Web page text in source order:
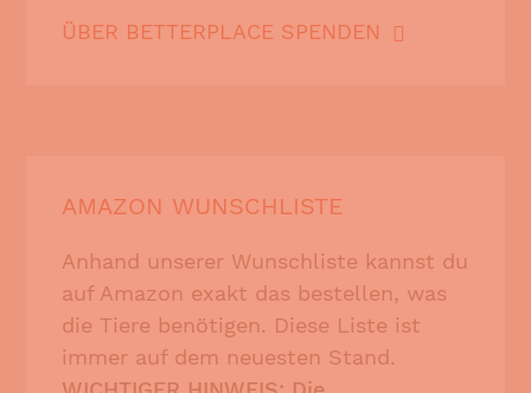
ÜBER BETTERPLACE SPENDEN
AMAZON WUNSCHLISTE
Anhand unserer Wunschliste kannst du
auf Amazon exakt das bestellen, was
die Tiere benötigen. Diese Liste ist
immer auf dem neuesten Stand.